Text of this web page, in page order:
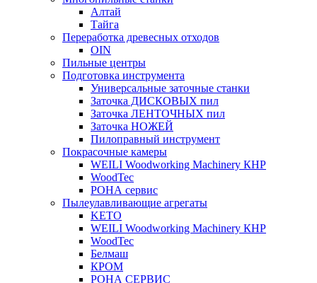
Алтай
Тайга
Переработка древесных отходов
OIN
Пильные центры
Подготовка инструмента
Универсальные заточные станки
Заточка ДИСКОВЫХ пил
Заточка ЛЕНТОЧНЫХ пил
Заточка НОЖЕЙ
Пилоправный инструмент
Покрасочные камеры
WEILI Woodworking Machinery КНР
WoodTec
РОНА сервис
Пылеулавливающие агрегаты
KETO
WEILI Woodworking Machinery КНР
WoodTec
Белмаш
КРОМ
РОНА СЕРВИС